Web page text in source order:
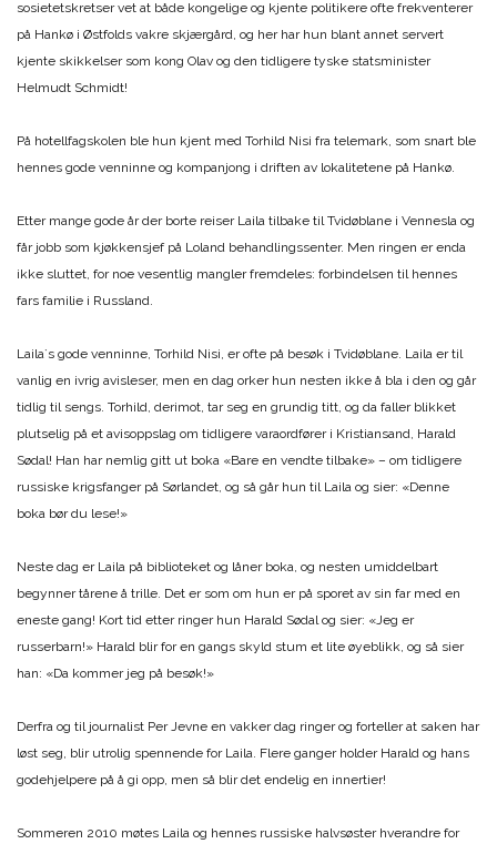
sosietetskretser vet at både kongelige og kjente politikere ofte frekventerer
på Hankø i Østfolds vakre skjærgård, og her har hun blant annet servert
kjente skikkelser som kong Olav og den tidligere tyske statsminister
Helmudt Schmidt!
På hotellfagskolen ble hun kjent med Torhild Nisi fra telemark, som snart ble
hennes gode venninne og kompanjong i driften av lokalitetene på Hankø.
Etter mange gode år der borte reiser Laila tilbake til Tvidøblane i Vennesla og
får jobb som kjøkkensjef på Loland behandlingssenter. Men ringen er enda
ikke sluttet, for noe vesentlig mangler fremdeles: forbindelsen til hennes
fars familie i Russland.
Laila`s gode venninne, Torhild Nisi, er ofte på besøk i Tvidøblane. Laila er til
vanlig en ivrig avisleser, men en dag orker hun nesten ikke å bla i den og går
tidlig til sengs. Torhild, derimot, tar seg en grundig titt, og da faller blikket
plutselig på et avisoppslag om tidligere varaordfører i Kristiansand, Harald
Sødal! Han har nemlig gitt ut boka «Bare en vendte tilbake» – om tidligere
russiske krigsfanger på Sørlandet, og så går hun til Laila og sier: «Denne
boka bør du lese!»
Neste dag er Laila på biblioteket og låner boka, og nesten umiddelbart
begynner tårene å trille. Det er som om hun er på sporet av sin far med en
eneste gang! Kort tid etter ringer hun Harald Sødal og sier: «Jeg er
russerbarn!» Harald blir for en gangs skyld stum et lite øyeblikk, og så sier
han: «Da kommer jeg på besøk!»
Derfra og til journalist Per Jevne en vakker dag ringer og forteller at saken har
løst seg, blir utrolig spennende for Laila. Flere ganger holder Harald og hans
godehjelpere på å gi opp, men så blir det endelig en innertier!
Sommeren 2010 møtes Laila og hennes russiske halvsøster hverandre for